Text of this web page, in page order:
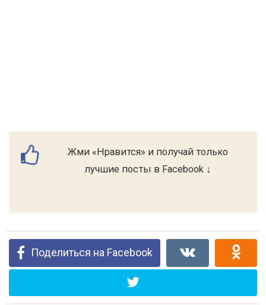
Жми «Нравится» и получай только
лучшие посты в Facebook ↓
Поделиться на Facebook